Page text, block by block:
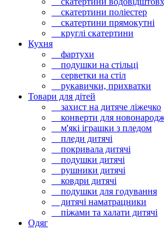
скатертини поліестер
скатертини прямокутні
круглі скатертини
Кухня
фартухи
подушки на стільці
серветки на стіл
рукавички, прихватки
Товари для дітей
захист на дитяче ліжечко
конверти для
м'які іграшки з пледом
пледи дитячі
покривала дитячі
подушки дитячі
рушники дитячі
ковдри дитячі
подушки для годування
дитячі наматрацники
піжами та халати дитячі
Одяг